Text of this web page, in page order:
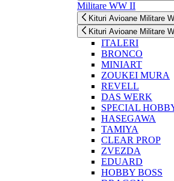
Militare WW II
Kituri Avioane Militare
Kituri Avioane Militare
ITALERI
BRONCO
MINIART
ZOUKEI MURA
REVELL
DAS WERK
SPECIAL
HASEGAWA
TAMIYA
CLEAR PROP
ZVEZDA
EDUARD
HOBBY BOSS